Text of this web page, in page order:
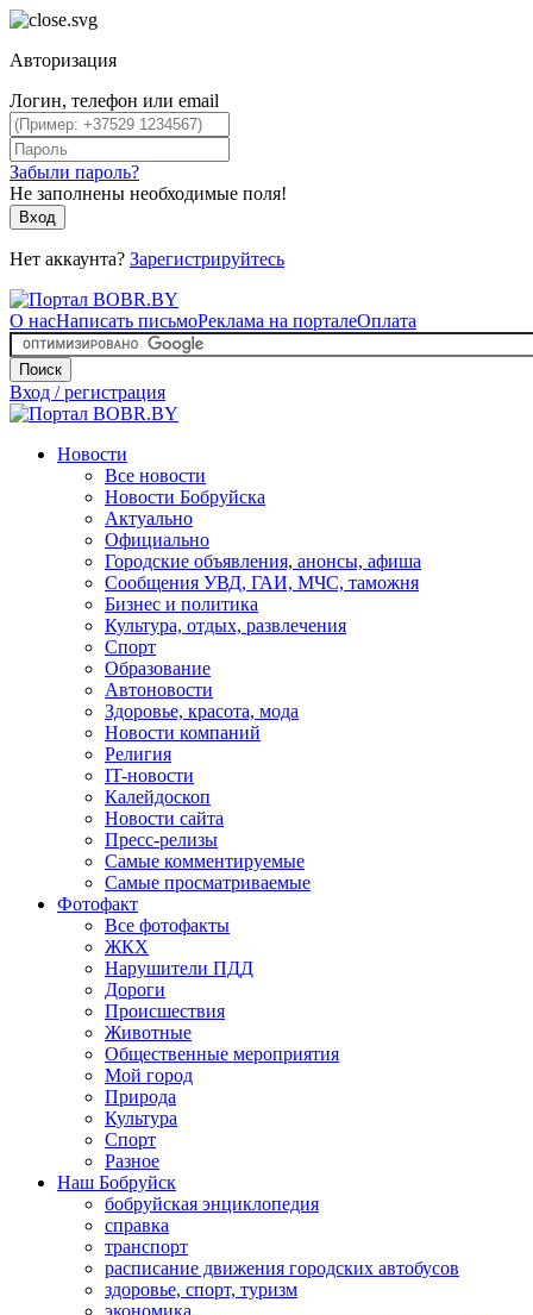
Авторизация
Логин, телефон или email
Забыли пароль?
Не заполнены необходимые поля!
Вход
Нет аккаунта? Зарегистрируйтесь
О насНаписать письмоРеклама на порталеОплата
Поиск
Вход / регистрация
Новости
Все новости
Новости Бобруйска
Актуально
Официально
Городские объявления, анонсы, афиша
Сообщения УВД, ГАИ, МЧС, таможня
Бизнес и политика
Культура, отдых, развлечения
Спорт
Образование
Автоновости
Здоровье, красота, мода
Новости компаний
Религия
IT-новости
Калейдоскоп
Новости сайта
Пресс-релизы
Самые комментируемые
Самые просматриваемые
Фотофакт
Все фотофакты
ЖКХ
Нарушители ПДД
Дороги
Происшествия
Животные
Общественные мероприятия
Мой город
Природа
Культура
Спорт
Разное
Наш Бобруйск
бобруйская энциклопедия
справка
транспорт
расписание движения городских автобусов
здоровье, спорт, туризм
экономика